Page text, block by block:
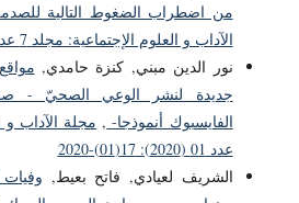
من اضطراب الضغوط التالية
الآداب و العلوم الإجتماعية: مجلد 7 عدد 02 (2010): 07(02)-2010
نور الدين مبني, كنزة حامدي,
جديدة لنشر الوعي الصحيّ -
الفايسبوك أنموذجا- ,
عدد 01 (2020): 17(01)-2020
الشريف لعيادي, فاتح بعيط,